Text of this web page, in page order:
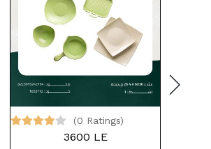
(0 Ratings)
3600 LE